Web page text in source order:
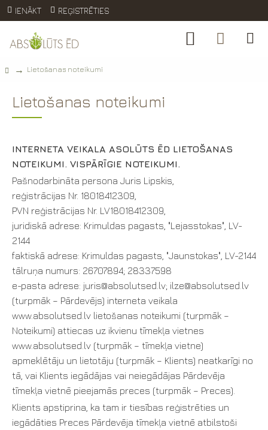
IENĀKT REĢISTRĒTIES
Lietošanas noteikumi
Lietošanas noteikumi
INTERNETA VEIKALA ASOLŪTS ĒD LIETOŠANAS
NOTEIKUMI. VISPĀRĪGIE NOTEIKUMI.
Pašnodarbināta persona Juris Lipskis,
reģistrācijas Nr. 18018412309,
PVN reģistrācijas Nr. LV18018412309,
juridiskā adrese: Krimuldas pagasts, "Lejasstokas", LV-
2144
faktiskā adrese: Krimuldas pagasts, "Jaunstokas", LV-2144
tālruņa numurs: 26707894; 28337598
e-pasta adrese: juris@absolutsed.lv; ilze@absolutsed.lv
(turpmāk – Pārdevējs) interneta veikala
www.absolutsed.lv lietošanas noteikumi (turpmāk –
Noteikumi) attiecas uz ikvienu tīmekļa vietnes
www.absolutsed.lv (turpmāk – tīmekļa vietne)
apmeklētāju un lietotāju (turpmāk – Klients) neatkarīgi no
tā, vai Klients iegādājas vai neiegādājas Pārdevēja
tīmekļa vietnē pieejamās preces (turpmāk – Preces).
Klients apstiprina, ka tam ir tiesības reģistrēties un
iegādāties Preces Pārdevēja tīmekļa vietnē atbilstoši